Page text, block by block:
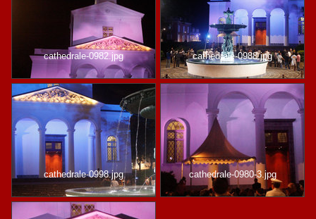
cathedrale-0982.jpg cathedrale-0988.jpg
cathedrale-0998.jpg cathedrale-0980-3.jpg